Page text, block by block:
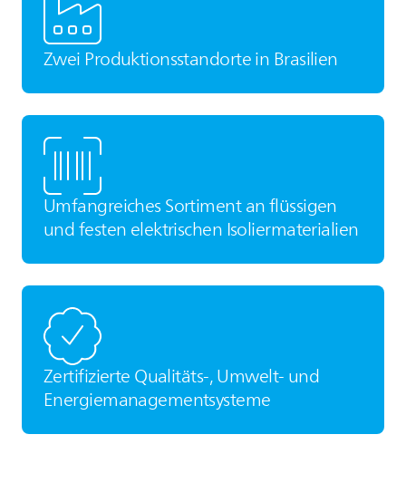
Zwei Produktionsstandorte in Brasilien
Umfangreiches Sortiment an flüssigen
und festen elektrischen Isoliermaterialien
Zertifizierte Qualitäts-, Umwelt- und
Energiemanagementsysteme